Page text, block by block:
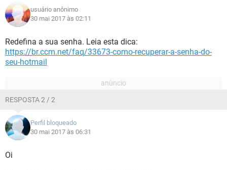
usuário anônimo
30 mai 2017 às 02:11
Redefina a sua senha. Leia esta dica:
https://br.ccm.net/faq/33673-como-recuperar-a-senha-do-
seu-hotmail
RESPOSTA 2 / 2
Perfil bloqueado
30 mai 2017 às 06:31
Oi